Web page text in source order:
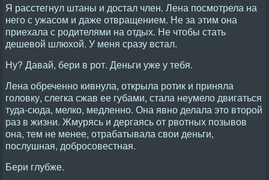
Я расстегнул штаны и достал член. Лена посмотрела на
него с ужасом и даже отвращением. Не за этим она
приехала с родителями на отдых. Не чтобы стать
дешевой шлюхой. У меня сразу встал.
Ну? Давай, бери в рот. Деньги уже у тебя.
Лена обреченно кивнула, открыла ротик и приняла
головку, слегка сжав ее губами, стала неумело двигаться
туда-сюда, мелко, медленно. Она явно делала это второй
раз в жизни. Жмурясь и дергаясь от рвотных позывов
она, тем не менее, отрабатывала свои деньги,
послушная, добросовестная.
Бери глубже.